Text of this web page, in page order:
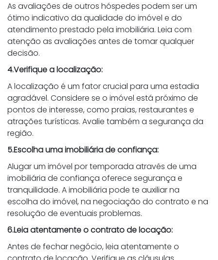
As avaliações de outros hóspedes podem ser um
ótimo indicativo da qualidade do imóvel e do
atendimento prestado pela imobiliária. Leia com
atenção as avaliações antes de tomar qualquer
decisão.
4.Verifique a localização:
A localização é um fator crucial para uma estadia
agradável. Considere se o imóvel está próximo de
pontos de interesse, como praias, restaurantes e
atrações turísticas. Avalie também a segurança da
região.
5.Escolha uma imobiliária de confiança:
Alugar um imóvel por temporada através de uma
imobiliária de confiança oferece segurança e
tranquilidade. A imobiliária pode te auxiliar na
escolha do imóvel, na negociação do contrato e na
resolução de eventuais problemas.
6.Leia atentamente o contrato de locação:
Antes de fechar negócio, leia atentamente o